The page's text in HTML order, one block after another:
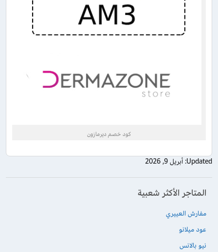
كود خصم ديرمازون
Updated: أبريل 9, 2026
المتاجر الأكثر شعبية
مفارش العييري
عود ميلانو
نيو بالانس